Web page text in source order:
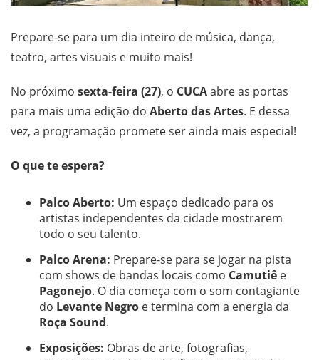
Prepare-se para um dia inteiro de música, dança,
teatro, artes visuais e muito mais!
No próximo sexta-feira (27), o CUCAabre as portas
para mais uma edição do Aberto das Artes. E dessa
vez, a programação promete ser ainda mais especial!
O que te espera?
Palco Aberto: Um espaço dedicado para os
artistas independentes da cidade mostrarem
todo o seu talento.
Palco Arena: Prepare-se para se jogar na pista
com shows de bandas locais como Camutiê e
Pagonejo. O dia começa com o som contagiante
do Levante Negro e termina com a energia da
Roça Sound.
Exposições: Obras de arte, fotografias,